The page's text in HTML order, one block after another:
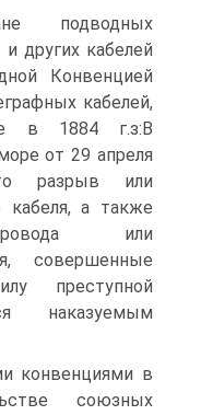
подводных
других кабелей
Конвенцией
кабелей,
в 1884 г.з:В
от 29 апреля
разрыв или
кабеля, а также
или
совершенные
преступной
наказуемым
конвенциями в
союзных